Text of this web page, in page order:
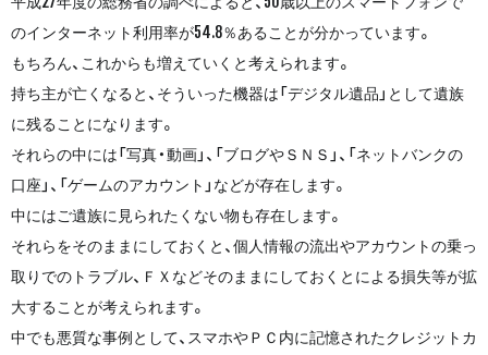
のインターネット利用率が54.8％あることが分かっています。
もちろん、これからも増えていくと考えられます。
持ち主が亡くなると、そういった機器は「デジタル遺品」として遺族
に残ることになります。
それらの中には「写真・動画」、「ブログやＳＮＳ」、「ネットバンクの
口座」、「ゲームのアカウント」などが存在します。
中にはご遺族に見られたくない物も存在します。
それらをそのままにしておくと、個人情報の流出やアカウントの乗っ
取りでのトラブル、ＦＸなどそのままにしておくとによる損失等が拡
大することが考えられます。
中でも悪質な事例として、スマホやＰＣ内に記憶されたクレジットカ